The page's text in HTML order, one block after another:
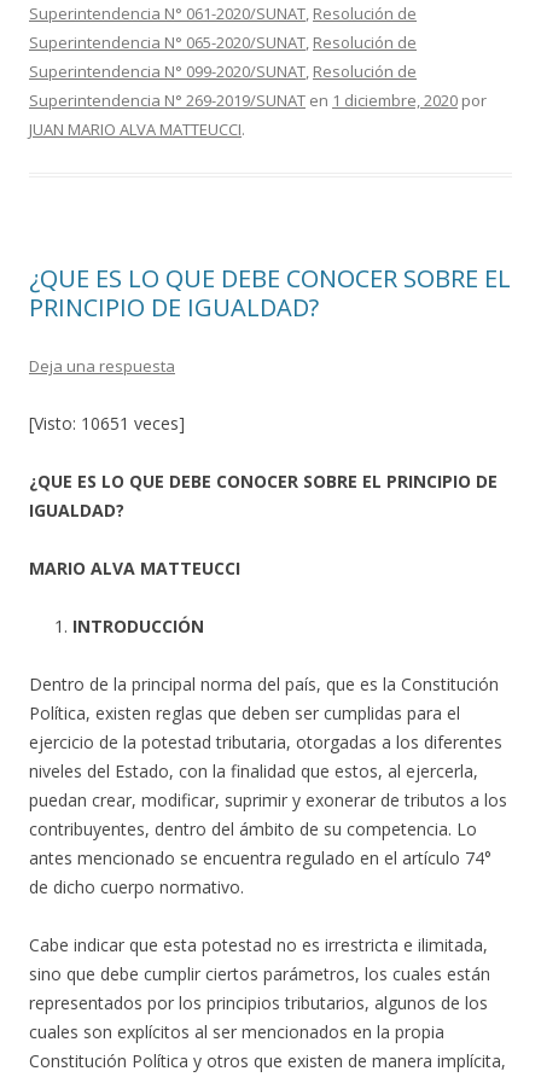
Superintendencia N° 061-2020/SUNAT, Resolución de
Superintendencia N° 065-2020/SUNAT, Resolución de
Superintendencia N° 099-2020/SUNAT, Resolución de
Superintendencia N° 269-2019/SUNAT en 1 diciembre, 2020 por
JUAN MARIO ALVA MATTEUCCI.
¿QUE ES LO QUE DEBE CONOCER SOBRE EL
PRINCIPIO DE IGUALDAD?
Deja una respuesta
[Visto: 10651 veces]
¿QUE ES LO QUE DEBE CONOCER SOBRE EL PRINCIPIO DE
IGUALDAD?
MARIO ALVA MATTEUCCI
INTRODUCCIÓN
Dentro de la principal norma del país, que es la Constitución
Política, existen reglas que deben ser cumplidas para el
ejercicio de la potestad tributaria, otorgadas a los diferentes
niveles del Estado, con la finalidad que estos, al ejercerla,
puedan crear, modificar, suprimir y exonerar de tributos a los
contribuyentes, dentro del ámbito de su competencia. Lo
antes mencionado se encuentra regulado en el artículo 74°
de dicho cuerpo normativo.
Cabe indicar que esta potestad no es irrestricta e ilimitada,
sino que debe cumplir ciertos parámetros, los cuales están
representados por los principios tributarios, algunos de los
cuales son explícitos al ser mencionados en la propia
Constitución Política y otros que existen de manera implícita,